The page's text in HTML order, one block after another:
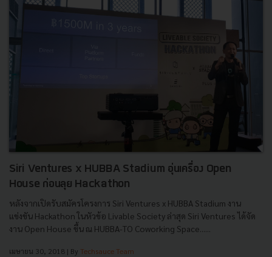
Siri Ventures x HUBBA Stadium อุ่นเครื่อง Open
House ก่อนลุย Hackathon
หลังจากเปิดรับสมัครโครงการ Siri Ventures x HUBBA Stadium งาน
แข่งขัน Hackathon ในหัวข้อ Livable Society ล่าสุด Siri Ventures ได้จัด
งาน Open House ขึ้น ณ​ HUBBA-TO Coworking Space......
เมษายน 30, 2018 | By Techsauce Team